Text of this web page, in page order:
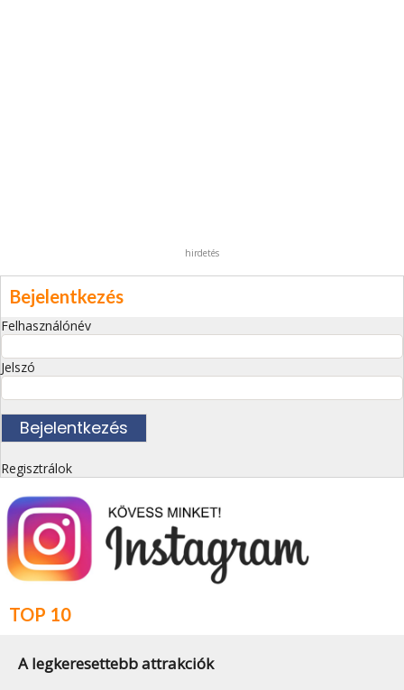
hirdetés
Bejelentkezés
Felhasználónév
Jelszó
Regisztrálok
TOP 10
A legkeresettebb attrakciók